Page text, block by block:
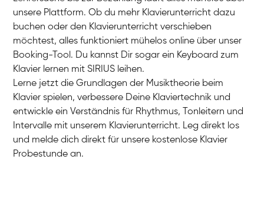
Charlotte
Klavier / Piano / Flügel
unsere Plattform. Ob du mehr Klavierunterricht dazu
buchen oder den Klavierunterricht verschieben
möchtest, alles funktioniert mühelos online über unser
Booking-Tool. Du kannst Dir sogar ein Keyboard zum
Klavier lernen mit SIRIUS leihen.
Lerne jetzt die Grundlagen der Musiktheorie beim
Klavier spielen, verbessere Deine Klaviertechnik und
entwickle ein Verständnis für Rhythmus, Tonleitern und
Intervalle mit unserem Klavierunterricht. Leg direkt los
und melde dich direkt für unsere kostenlose Klavier
Probestunde an.